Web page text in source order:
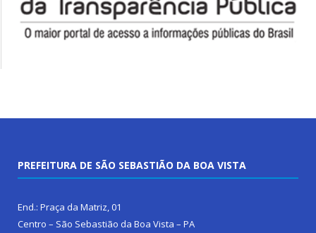
PREFEITURA DE SÃO SEBASTIÃO DA BOA VISTA
End.: Praça da Matriz, 01
Centro – São Sebastião da Boa Vista – PA